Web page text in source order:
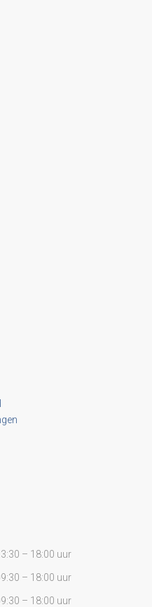
– 18:00 uur
– 18:00 uur
– 18:00 uur